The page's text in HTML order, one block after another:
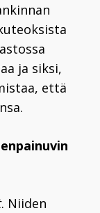
ja siksi,
että
. Niiden